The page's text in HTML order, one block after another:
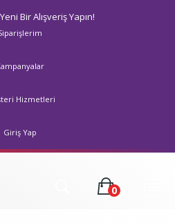
Bir Alışveriş Yapın!
Hizmetleri
Giriş Yap
0